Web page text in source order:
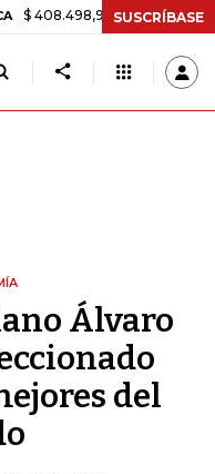
+$ 8.753,81 +2,19%
SUSCRÍBASE
Álvaro
del